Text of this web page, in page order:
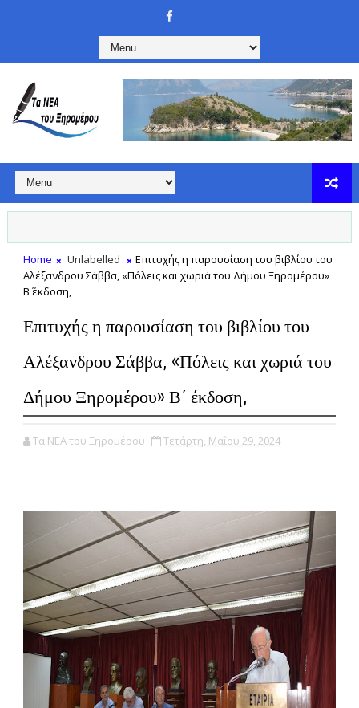
Home Unlabelled
Επιτυχής η παρουσίαση του βιβλίου του
Αλέξανδρου Σάββα, «Πόλεις και χωριά του Δήμου Ξηρομέρου»
Β΄ έκδοση,
Επιτυχής η παρουσίαση του βιβλίου του
Αλέξανδρου Σάββα, «Πόλεις και χωριά του
Δήμου Ξηρομέρου» Β΄ έκδοση,
Τα ΝΕΑ του Ξηρομέρου Τετάρτη, Μαΐου 29, 2024